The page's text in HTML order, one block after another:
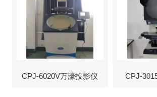
CPJ-6020V万濠投影仪 CPJ-